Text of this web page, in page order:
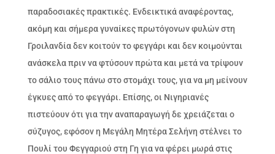
παραδοσιακές πρακτικές. Ενδεικτικά αναφέροντας,
ακόμη και σήμερα γυναίκες πρωτόγονων φυλών στη
Γροιλανδία δεν κοιτούν το φεγγάρι και δεν κοιμούνται
ανάσκελα πριν να φτύσουν πρώτα και μετά να τρίψουν
το σάλιο τους πάνω στο στομάχι τους, για να μη μείνουν
έγκυες από το φεγγάρι. Επίσης, οι Νιγηριανές
πιστεύουν ότι για την αναπαραγωγή δε χρειάζεται ο
σύζυγος, εφόσον η Μεγάλη Μητέρα Σελήνη στέλνει το
Πουλί του Φεγγαριού στη Γη για να φέρει μωρά στις